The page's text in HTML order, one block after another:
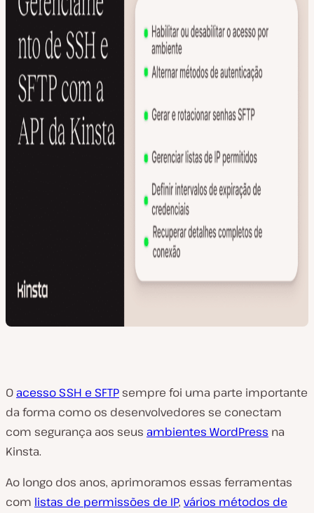
O acesso SSH e SFTP sempre foi uma parte importante
da forma como os desenvolvedores se conectam
com segurança aos seus ambientes WordPress na
Kinsta.
Ao longo dos anos, aprimoramos essas ferramentas
com listas de permissões de IP, vários métodos de